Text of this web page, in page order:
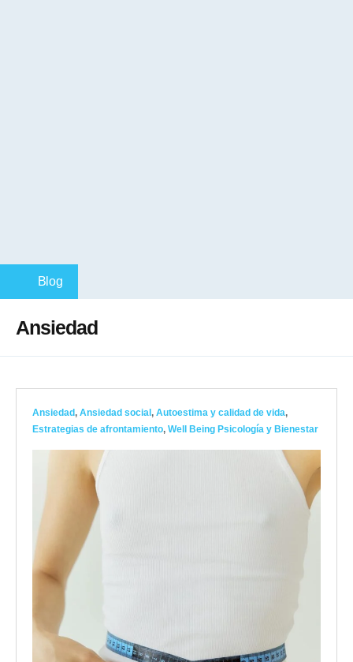
Blog
Ansiedad
Ansiedad, Ansiedad social , Autoestima y calidad de vida,
Estrategias de afrontamiento, Well Being Psicología y Bienestar